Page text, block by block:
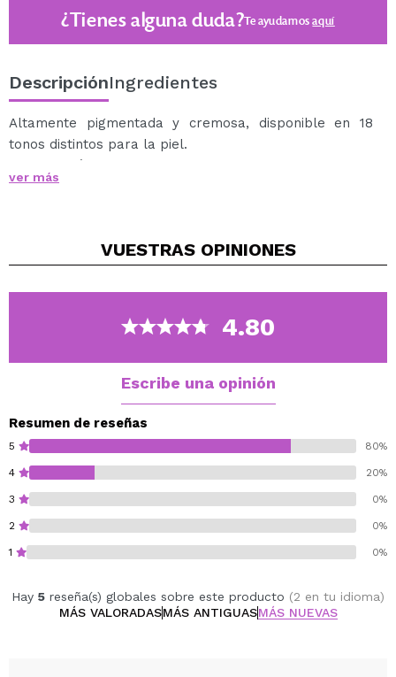
¿Tienes alguna duda?Te ayudamosaquí
DescripciónIngredientes
Altamente pigmentada y cremosa, disponible en 18
tonos distintos para la piel.
Crea la máxima cobertura con un acabado uniforme y
de aspecto natural.
venas y tatuajes temporales.
Sella con polvos para un acabado aún más duradero.
Cruelty free and Vegan.
ver más
VUESTRAS OPINIONES
4.80
Escribe una opinión
Resumen de reseñas
5 80%
4 20%
3 0%
2 0%
1 0%
Hay 5 reseña(s) globales sobre este producto (2 en tu idioma)
MÁS VALORADASMÁS ANTIGUASMÁS NUEVAS